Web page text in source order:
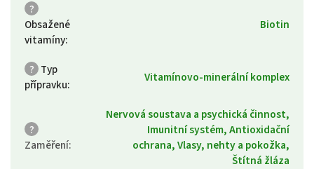
?
Obsažené
vitamíny:
Biotin
? Typ
přípravku: Vitamínovo-minerální komplex
?
Zaměření:
Nervová soustava a psychická činnost,
Imunitní systém, Antioxidační
ochrana, Vlasy, nehty a pokožka,
Štítná žláza